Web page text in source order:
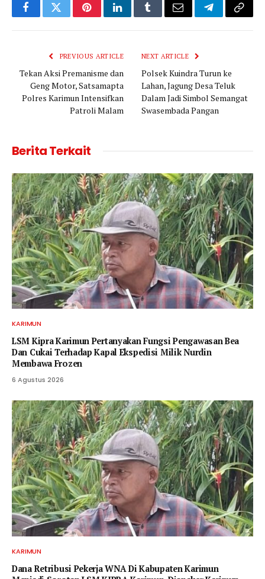
FacebookTwitterPinterestLinkedInTumblrEmail TelegramCopy
PREVIOUS ARTICLE
Tekan Aksi Premanisme dan
Geng Motor, Satsamapta
Polres Karimun Intensifkan
Patroli Malam
NEXT ARTICLE
Polsek Kuindra Turun ke
Lahan, Jagung Desa Teluk
Dalam Jadi Simbol Semangat
Swasembada Pangan
Berita Terkait
KARIMUN
LSM Kipra Karimun Pertanyakan Fungsi Pengawasan Bea
Dan Cukai Terhadap Kapal Ekspedisi Milik Nurdin
Membawa Frozen
6 Agustus 2026
KARIMUN
Dana Retribusi Pekerja WNA Di Kabupaten Karimun